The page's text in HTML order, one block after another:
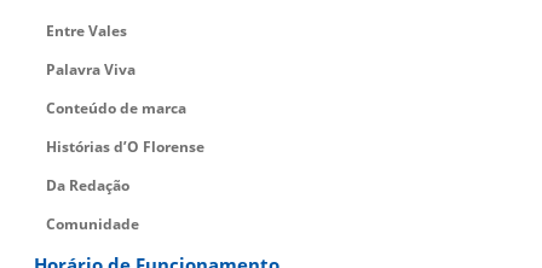
Entre Vales
Palavra Viva
Conteúdo de marca
Histórias d’O Florense
Da Redação
Comunidade